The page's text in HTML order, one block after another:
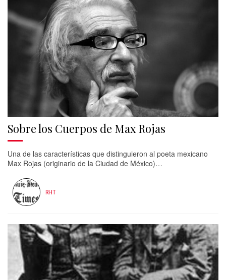
Sobre los Cuerpos de Max Rojas
Una de las características que distinguieron al poeta mexicano
Max Rojas (originario de la Ciudad de México)…
RHT